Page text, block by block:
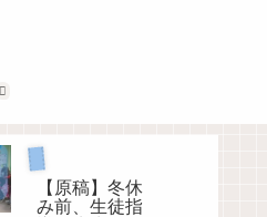
生徒指導担当として
【原稿】冬休
み前、生徒指